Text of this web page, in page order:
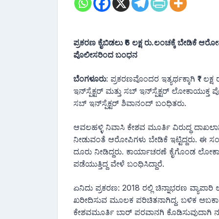
ಪ್ರಕರಣ ಕೈಬಿಡಲು ₹6 ಲಕ್ಷ ರು.ಲಂಚಕ್ಕೆ ಬೇಡಿಕೆ
ಪೊಲೀಸರಿಂದ ಬಂಧನ
ಬೆಂಗಳೂರು: ಪ್ರಕರಣವೊಂದರ ಇತ್ಯರ್ಥಕ್ಕಾಗಿ ₹1
ಇನ್‌ಸ್ಪೆಕ್ಟರ್ ಮತ್ತು ಸಬ್ ಇನ್‌ಸ್ಪೆಕ್ಟರ್ ಲೋಕಾಯುಕ್ತ
ಸಬ್ ಇನ್‌ಸ್ಪೆಕ್ಟರ್ ಶಿವಾನಂದ್ ಬಂಧಿತರು.
ಆವಲಹಳ್ಳಿ ನಿವಾಸಿ ಕೇಶವ ಮೂರ್ತಿ ವಿರುದ್ಧ
ನೀಡುವಂತೆ ಆರೋಪಿಗಳು ಬೇಡಿಕೆ ಇಟ್ಟಿದ್ದರು. ಈ
ದೂರು ನೀಡಿದ್ದರು. ಕಾರ್ಯಾಚರಣೆ ಕೈಗೊಂಡ
ಪಡೆಯುತ್ತಿದ್ದ ವೇಳೆ ಬಂಧಿಸಿದ್ದಾರೆ.
ಏನಿದು ಪ್ರಕರಣ: 2018 ರಲ್ಲಿ ಚಿನ್ನಾಭರಣ
ಖರೀದಿಸುವ ಮೂಲಕ ಪರಿಚಿತನಾಗಿದ್ದ. ಬಳಿಕ
ಕೇಶವಮೂರ್ತಿ ಬಾರ್ ಪರವಾನಗಿ